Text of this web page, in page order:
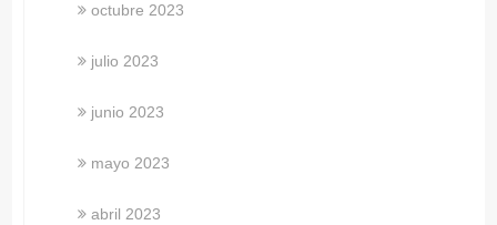
octubre 2023
julio 2023
junio 2023
mayo 2023
abril 2023